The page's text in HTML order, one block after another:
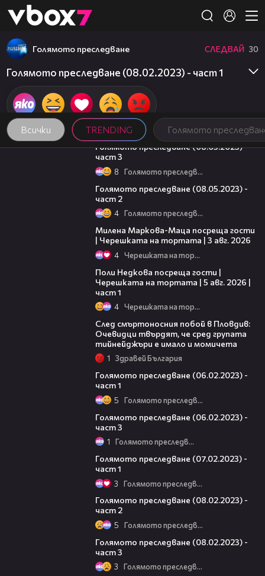
👾
Всички TRENDING Голямото
Голямото преследване СЛЕДВАЙ 30
Голямото преследване (08.02.2023) - част 1
09:13
Голямото преследване (08.05.2023) -
част 3
8 Голямото преследване
Голямото преследване (08.05.2023) -
част 2
4 Голямото преследване
Милена Маркова-Маца посреща гости
| Черешката на тортата | 3 авг. 2026
4 Черешката на тортата
Поли Недкова посреща гости |
Черешката на тортата | 5 авг. 2026 |
част 1
4 Черешката на тортата
След смъртоносния побой в Пловдив:
Очевидци твърдят, че сред групата
тийнейджъри е имало и момичета
1 Здравей България
Голямото преследване (06.02.2023) -
част 1
5 Голямото преследване
Голямото преследване (06.02.2023) -
част 3
1 Голямото преследване
Голямото преследване (07.02.2023) -
част 1
3 Голямото преследване
Голямото преследване (08.02.2023) -
част 2
5 Голямото преследване
Голямото преследване (08.02.2023) -
част 3
3 Голямото преследване